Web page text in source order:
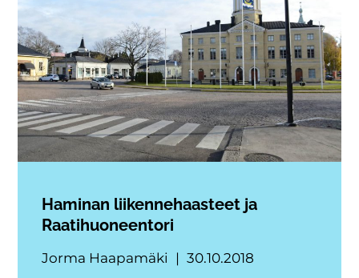
Haminan liikennehaasteet ja
Raatihuoneentori
Jorma Haapamäki 30.10.2018